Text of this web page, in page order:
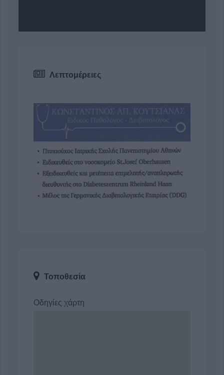
Λεπτομέρειες
Τοποθεσία
Οδηγίες χάρτη